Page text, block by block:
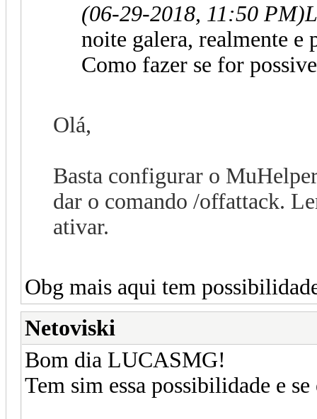
(06-29-2018, 11:50 PM)
noite galera, realmente e
Como fazer se for
Olá,
Basta configurar o
dar o comando /offattack.
ativar.
Obg mais aqui tem
Netoviski
Bom dia LUCASMG!
Tem sim essa possibilidade e